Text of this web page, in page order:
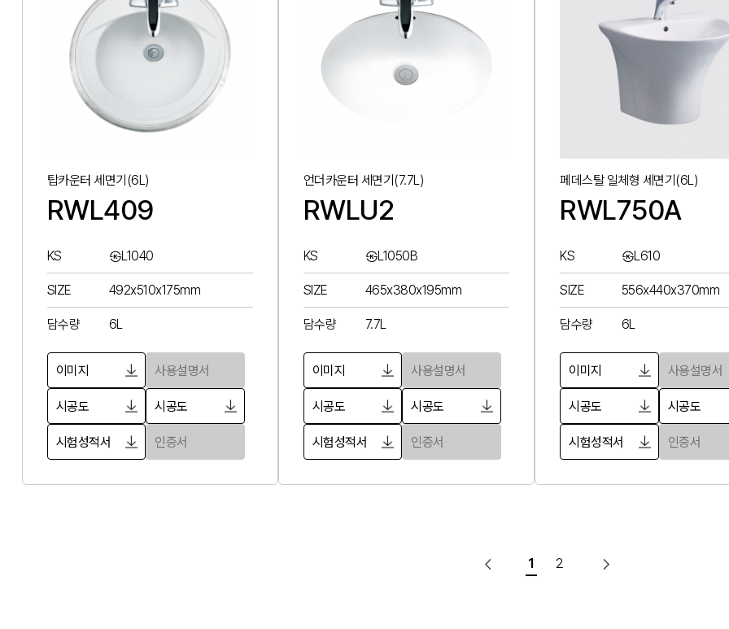
탑카운터 세면기(6L)
RWL409
KS ㉿L1040
SIZE 492x510x175mm
담수량 6L
이미지 사용설명서
시공도 시공도
시험성적서 인증서
언더카운터 세면기(7.7L)
RWLU2
KS ㉿L1050B
SIZE 465x380x195mm
담수량 7.7L
이미지 사용설명서
시공도 시공도
시험성적서 인증서
페데스탈 일체형 세면기(6L)
RWL750A
KS ㉿L610
SIZE 556x440x370mm
담수량 6L
이미지 사용설명서
시공도 시공도
시험성적서 인증서
1 2